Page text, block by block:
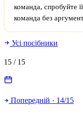
команда, спробуйте
команда без
Усі посібники
15 / 15
Попередній · 14/15